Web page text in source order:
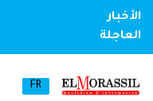
الأخبار
العاجلة
FR